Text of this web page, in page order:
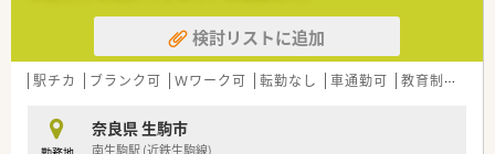
社内で定められた研修を受けた調剤事務さんが積極的にフォ
ローアップしてくださる環境作りを進めています。
＜こんな方にもオススメ＞
しの方
■ご家庭の状況に合わせて勤務や職種変更の相談を行いながら
検討リストに追加
駅チカ ブランク可 Ｗワーク可 転勤なし 車通勤可 教育制度あり
奈良県 生駒市
南生駒駅 (近鉄生駒線)